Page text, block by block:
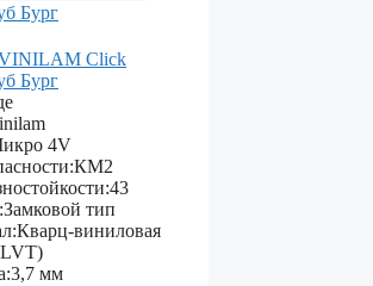
Click
Бург
4V
КМ2
43
Замковой тип
Кварц-виниловая
3,7 мм